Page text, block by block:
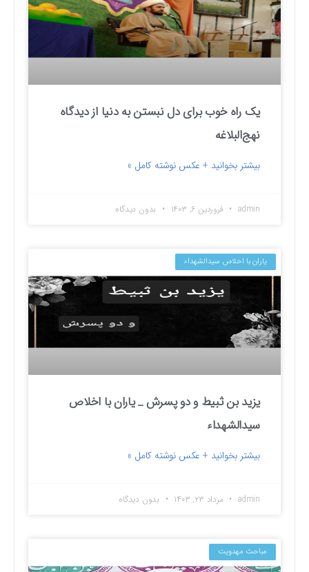
یک راه خوب برای دل نبستن به دنیا از دیدگاه
نهج‌البلاغه
بیشتر بخوانید + عکس نوشته کامل »
admin فروردین ۶, ۱۴۰۳ بدون دیدگاه
یاران با اخلاص سیدالشهداء
یزید بن ثبیط و دو پسرش _ یاران با اخلاص
سیدالشهداء
بیشتر بخوانید + عکس نوشته کامل »
admin مرداد ۲۳, ۱۴۰۳ بدون دیدگاه
مباحث مهدویت